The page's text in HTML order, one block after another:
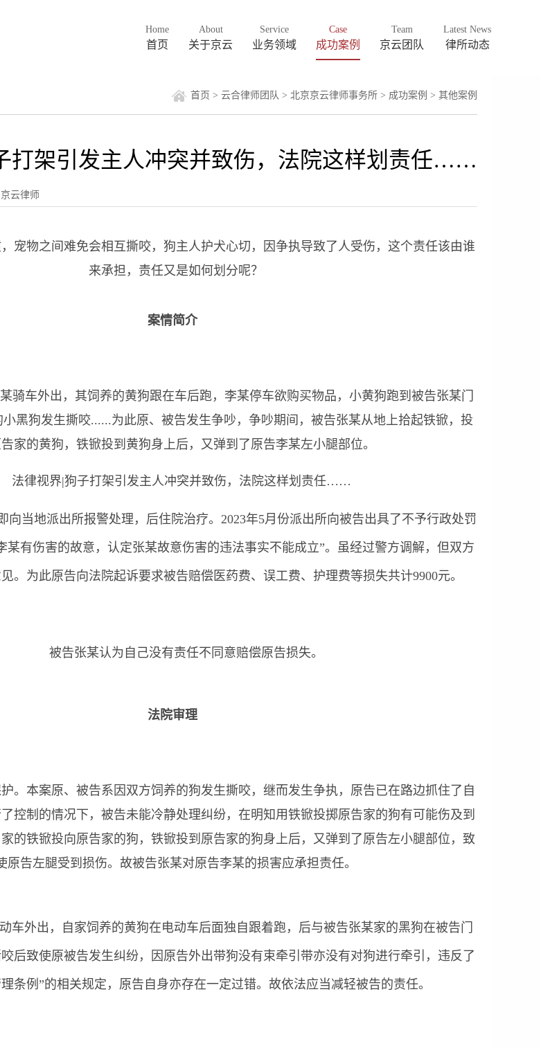
Home
首页
About
关于京云
Service
业务领域
Case
成功案例
Team
京云团队
Latest News
律所动态
首页 > 云合律师团队 > 北京京云律师事务所 > 成功案例 > 其他案例
打架引发主人冲突并致伤，法院这样划责任……
京云律师
宠物之间难免会相互撕咬，狗主人护犬心切，因争执导致了人受伤，这个责任该由谁
来承担，责任又是如何划分呢？
案情简介
骑车外出，其饲养的黄狗跟在车后跑，李某停车欲购买物品，小黄狗跑到被告张某门
黑狗发生撕咬......为此原、被告发生争吵，争吵期间，被告张某从地上拾起铁锨，投
家的黄狗，铁锨投到黄狗身上后，又弹到了原告李某左小腿部位。
当地派出所报警处理，后住院治疗。2023年5月份派出所向被告出具了不予行政处罚
某有伤害的故意，认定张某故意伤害的违法事实不能成立”。虽经过警方调解，但双方
。为此原告向法院起诉要求被告赔偿医药费、误工费、护理费等损失共计9900元。
被告张某认为自己没有责任不同意赔偿原告损失。
法院审理
。本案原、被告系因双方饲养的狗发生撕咬，继而发生争执，原告已在路边抓住了自
控制的情况下，被告未能冷静处理纠纷，在明知用铁锨投掷原告家的狗有可能伤及到
的铁锨投向原告家的狗，铁锨投到原告家的狗身上后，又弹到了原告左小腿部位，致
原告左腿受到损伤。故被告张某对原告李某的损害应承担责任。
外出，自家饲养的黄狗在电动车后面独自跟着跑，后与被告张某家的黑狗在被告门
后致使原被告发生纠纷，因原告外出带狗没有束牵引带亦没有对狗进行牵引，违反了
条例”的相关规定，原告自身亦存在一定过错。故依法应当减轻被告的责任。